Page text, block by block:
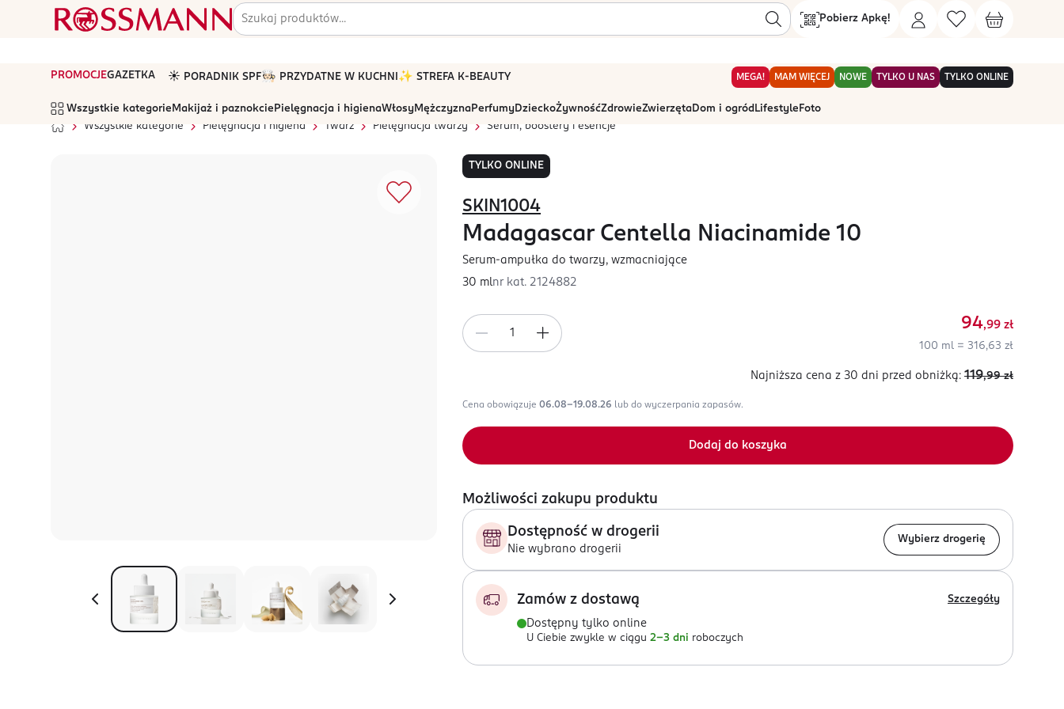
Pobierz Apkę!
PROMOCJEGAZETKA ☀️ PORADNIK SPF🧑🏻‍🍳 PRZYDATNE W KUCHNI ✨ STREFA K-BEAUTY MEGA! MAM WIĘCEJ NOWE TYLKO U NAS TYLKO ONLINE
Wszystkie kategorie Makijaż i paznokcie Pielęgnacja i higienaWłosyMężczyznaPerfumyDzieckoŻywnośćZdrowieZwierzętaDom i ogród Lifestyle Foto
Wszystkie kategorie
Pielęgnacja i higiena Twarz Pielęgnacja twarzy Serum, boostery i esencje
TYLKO ONLINE
SKIN1004
Madagascar Centella Niacinamide 10
Serum-ampułka do twarzy, wzmacniające
30 mlnr kat. 2124882
94,99 zł
100 ml = 316,63 zł
Najniższa cena z 30 dni przed obniżką: 119,99 zł
Cena obowiązuje 06.08-19.08.26 lub do wyczerpania zapasów.
Dodaj do koszyka
Możliwości zakupu produktu
Dostępność w drogerii
Nie wybrano drogerii
Wybierz drogerię
Zamów z dostawą Szczegóły
Dostępny tylko online
U Ciebie zwykle w ciągu 2-3 dni roboczych